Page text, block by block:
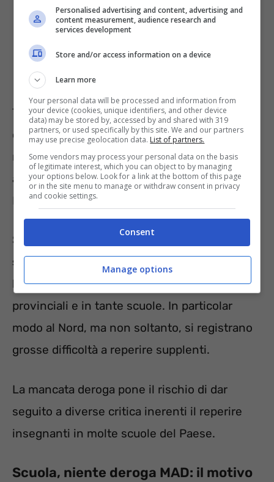
cosa si può comprare e come usarla su
Amazon
Carta docente anche ai precari:
Tornando al punto in quesitone, approfondito
come detto daPMI.it, si menziona quanto
reso noto daGilda Insegnanti in merito
all’incontro del cinque ottobre tra sindacato e
MIUR.
Si legge in tal senso che quest’anno
stata deroga del divieto di presentazione di
MADper insegnanti già inseriti nelleGPS
provinciali e in tante scuole. In particolar
modo al Nord, ma non soltanto, si registrano
grosse difficoltà a reperire supplenti.
La mancata deroga pone il rischio di dar
seguito a diverse critica inerenti il reperire
insegnanti in molte scuole del Paese.
Scuola, niente deroga MAD: il motivo
Personalised advertising and content, advertising and
content measurement, audience research and
services development
Store and/or access information on a device
Learn more
Your personal data will be processed and information from
your device (cookies, unique identifiers, and other device
data) may be stored by, accessed by and shared with 319
partners, or used specifically by this site. We and our partners
may use precise geolocation data. List of partners.
Some vendors may process your personal data on the basis
of legitimate interest, which you can object to by managing
your options below. Look for a link at the bottom of this page
or in the site menu to manage or withdraw consent in privacy
and cookie settings.
Consent
Manage options